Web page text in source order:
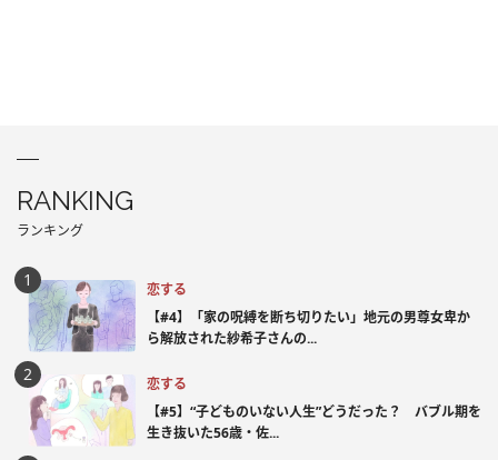
RANKING
ランキング
恋する
【#4】「家の呪縛を断ち切りたい」地元の男尊女卑か
ら解放された紗希子さんの...
恋する
【#5】“子どものいない人生”どうだった？ バブル期を
生き抜いた56歳・佐...